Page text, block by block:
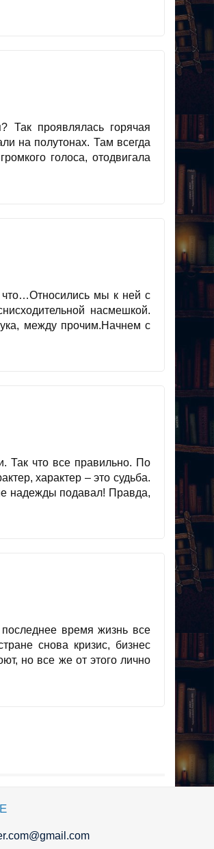
Так проявлялась горячая
на полутонах. Там всегда
голоса, отодвигала
мы к ней с
насмешкой.
между прочим.Начнем с
Так что все правильно. По
характер – это судьба.
надежды подавал! Правда,
время жизнь все
снова кризис, бизнес
но все же от этого лично